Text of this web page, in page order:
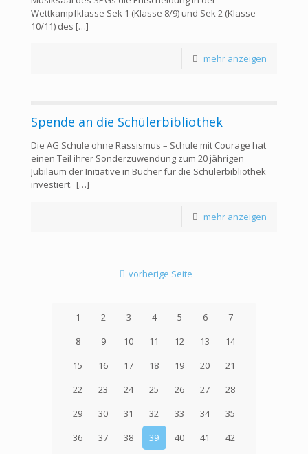
Wettkampfklasse Sek 1 (Klasse 8/9) und Sek 2 (Klasse
10/11) des […]
mehr anzeigen
Spende an die Schülerbibliothek
Die AG Schule ohne Rassismus – Schule mit Courage hat
einen Teil ihrer Sonderzuwendung zum 20 jährigen
Jubiläum der Initiative in Bücher für die Schülerbibliothek
investiert. […]
mehr anzeigen
vorherige Seite
1 2 3 4 5 6
7
8
9 10 11 12 13
14
15
16 17 18 19 20
21
22
23 24 25 26 27
28
29
30 31 32 33 34
35
36
37 38 39 40 41
42